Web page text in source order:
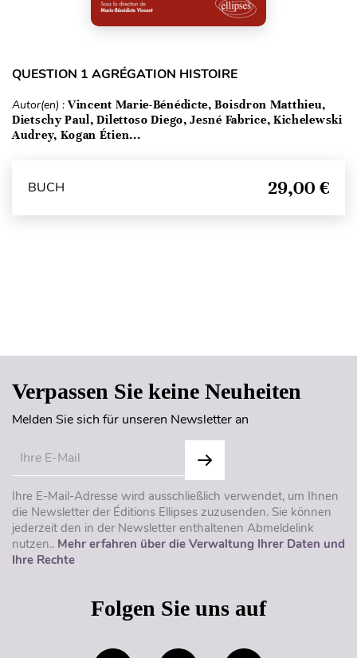
QUESTION 1 AGRÉGATION HISTOIRE
Autor(en) : Vincent Marie-Bénédicte, Boisdron Matthieu,
Dietschy Paul, Dilettoso Diego, Jesné Fabrice, Kichelewski
Audrey, Kogan Étien...
BUCH 29,00 €
Verpassen Sie keine Neuheiten
Melden Sie sich für unseren Newsletter an
Ihre E-Mail-Adresse wird ausschließlich verwendet, um Ihnen
die Newsletter der Éditions Ellipses zuzusenden. Sie können
jederzeit den in der Newsletter enthaltenen Abmeldelink
nutzen.. Mehr erfahren über die Verwaltung Ihrer Daten und
Ihre Rechte
Folgen Sie uns auf